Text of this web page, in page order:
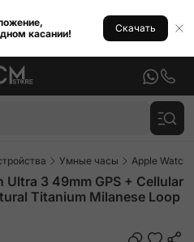
касании!
Скачать
Умные часы Apple Watch
3 49mm GPS + Cellular
Titanium Milanese Loop